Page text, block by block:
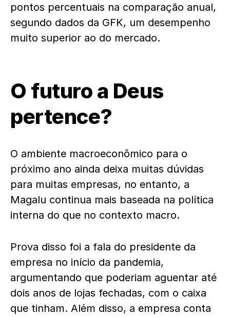
pontos percentuais na comparação anual,
segundo dados da GFK, um desempenho
muito superior ao do mercado.
O futuro a Deus
pertence?
O ambiente macroeconômico para o
próximo ano ainda deixa muitas dúvidas
para muitas empresas, no entanto, a
Magalu continua mais baseada na política
interna do que no contexto macro.
Prova disso foi a fala do presidente da
empresa no início da pandemia,
argumentando que poderiam aguentar até
dois anos de lojas fechadas, com o caixa
que tinham. Além disso, a empresa conta